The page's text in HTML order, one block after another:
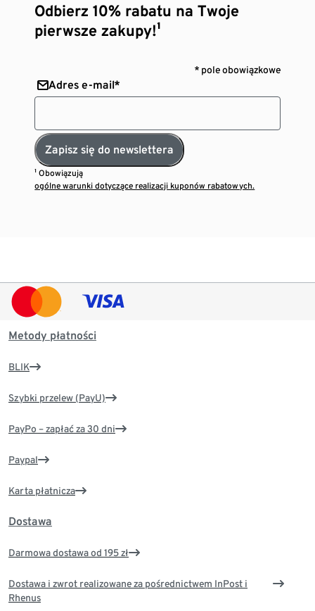
Odbierz 10% rabatu na Twoje
pierwsze zakupy!¹
* pole obowiązkowe
Adres e-mail*
Zapisz się do newslettera
¹ Obowiązują
ogólne warunki dotyczące realizacji kuponów rabatowych.
Metody płatności
BLIK
Szybki przelew (PayU)
PayPo – zapłać za 30 dni
Paypal
Karta płatnicza
Dostawa
Darmowa dostawa od 195 zł
Dostawa i zwrot realizowane za pośrednictwem InPost i
Rhenus